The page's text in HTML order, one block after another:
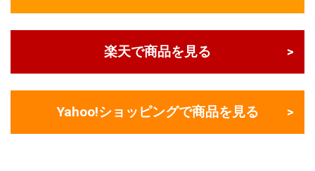
楽天で商品を見る
Yahoo!ショッピングで商品を見る